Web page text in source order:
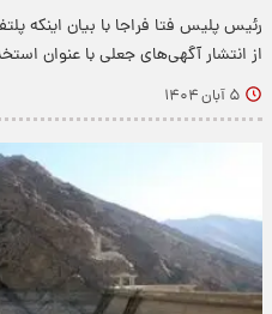
رئیس پلیس فتا فراجا با بیان اینکه
از انتشار آگهی‌های جعلی با عنوان
۵ آبان ۱۴۰۴